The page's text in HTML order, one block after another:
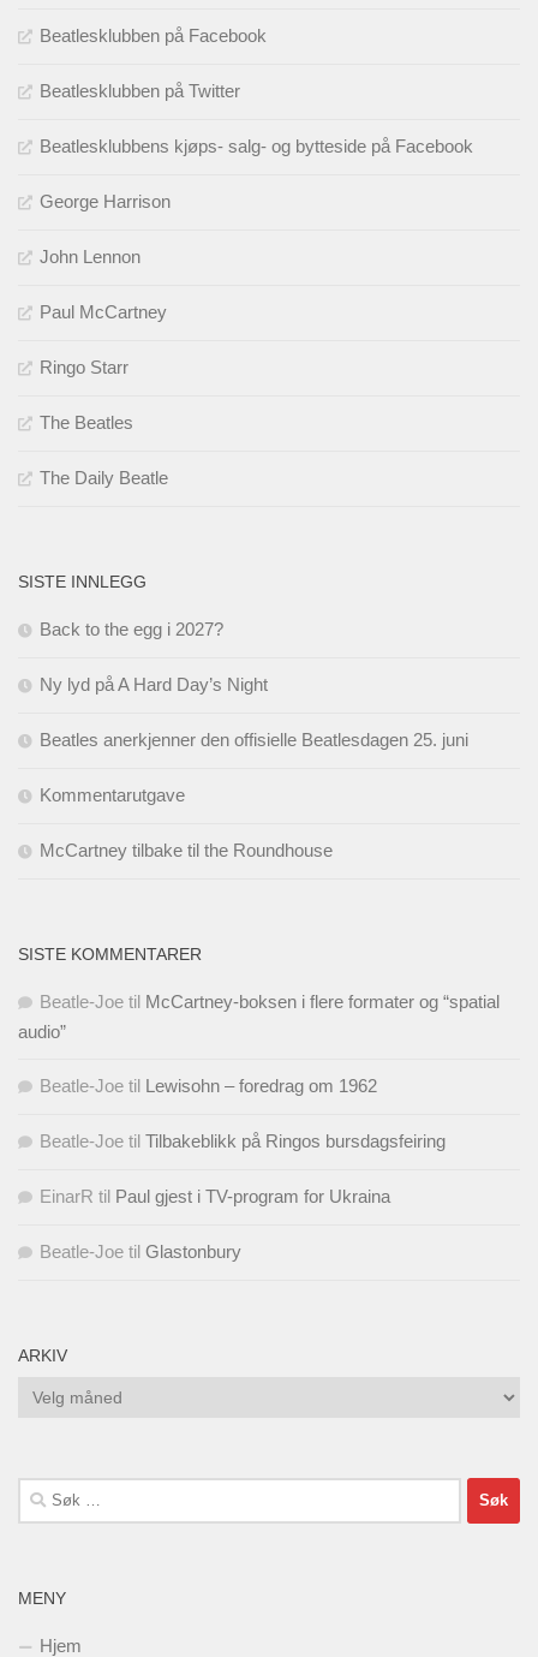
Beatlesklubben på Facebook
Beatlesklubben på Twitter
Beatlesklubbens kjøps- salg- og bytteside på Facebook
George Harrison
John Lennon
Paul McCartney
Ringo Starr
The Beatles
The Daily Beatle
SISTE INNLEGG
Back to the egg i 2027?
Ny lyd på A Hard Day’s Night
Beatles anerkjenner den offisielle Beatlesdagen 25. juni
Kommentarutgave
McCartney tilbake til the Roundhouse
SISTE KOMMENTARER
Beatle-Joe til McCartney-boksen i flere formater og “spatial
audio”
Beatle-Joe til Lewisohn – foredrag om 1962
Beatle-Joe til Tilbakeblikk på Ringos bursdagsfeiring
EinarR til Paul gjest i TV-program for Ukraina
Beatle-Joe til Glastonbury
ARKIV
Arkiv
Søk
etter:
MENY
Hjem